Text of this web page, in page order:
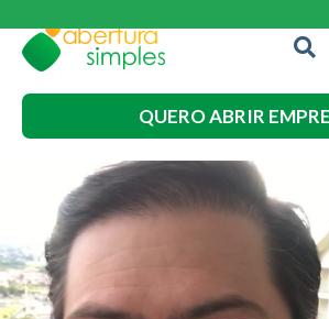
QUERO ABRIR